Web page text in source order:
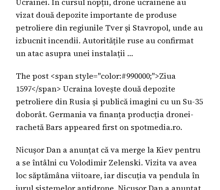
vizat două depozite importante de produse
petroliere din regiunile Tver și Stavropol, unde au
izbucnit incendii. Autoritățile ruse au confirmat
un atac asupra unei instalații …
The post <span style="color:#990000;">Ziua
1597</span> Ucraina lovește două depozite
petroliere din Rusia și publică imagini cu un Su-35
doborât. Germania va finanța producția dronei-
rachetă Bars appeared first on spotmedia.ro.
Nicușor Dan a anunțat că va merge la Kiev pentru
a se întâlni cu Volodimir Zelenski. Vizita va avea
loc săptămâna viitoare, iar discuția va pendula în